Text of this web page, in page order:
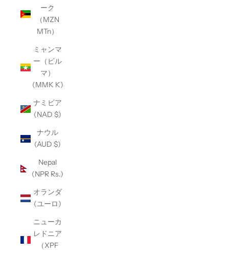
ーク
（MZN
MTn）
ミャンマ
ー（ビル
マ）
(MMK K)
ナミビア
(NAD $)
ナウル
(AUD $)
Nepal
(NPR Rs.)
オランダ
(ユーロ)
ニューカ
レドニア
（XPF